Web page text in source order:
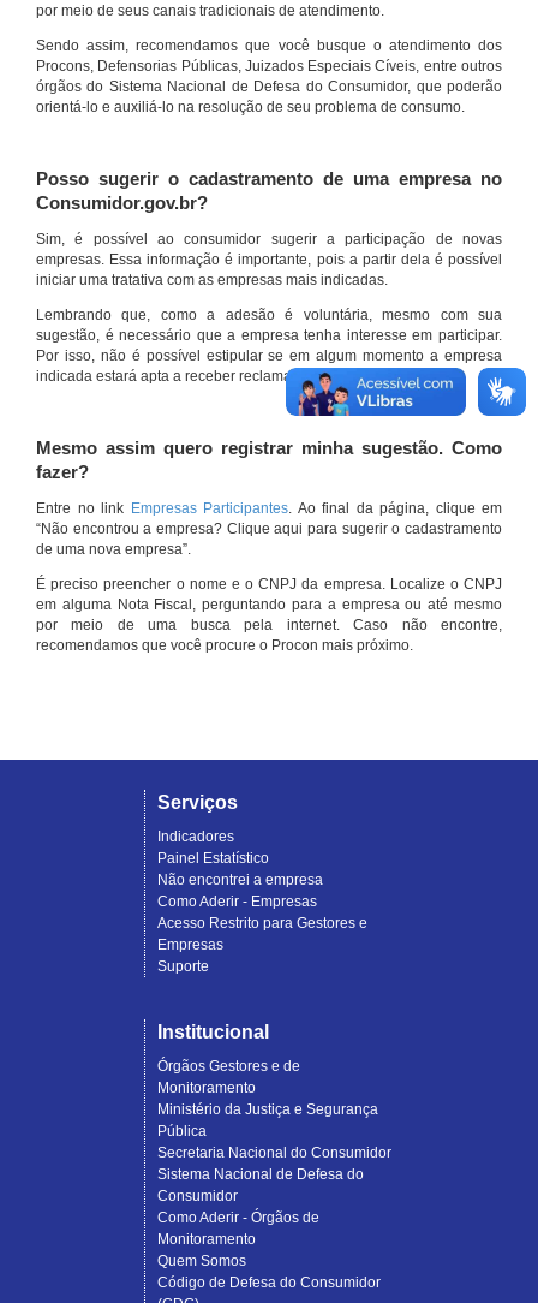
por meio de seus canais tradicionais de atendimento.
Sendo assim, recomendamos que você busque o atendimento dos
Procons, Defensorias Públicas, Juizados Especiais Cíveis, entre outros
órgãos do Sistema Nacional de Defesa do Consumidor, que poderão
orientá-lo e auxiliá-lo na resolução de seu problema de consumo.
Posso sugerir o cadastramento de uma empresa no
Consumidor.gov.br?
Sim, é possível ao consumidor sugerir a participação de novas
empresas. Essa informação é importante, pois a partir dela é possível
iniciar uma tratativa com as empresas mais indicadas.
Lembrando que, como a adesão é voluntária, mesmo com sua
sugestão, é necessário que a empresa tenha interesse em participar.
Por isso, não é possível estipular se em algum momento a empresa
indicada estará apta a receber reclamações por meio do site.
Mesmo assim quero registrar minha sugestão. Como
fazer?
Entre no link Empresas Participantes. Ao final da página, clique em
“Não encontrou a empresa? Clique aqui para sugerir o cadastramento
de uma nova empresa”.
É preciso preencher o nome e o CNPJ da empresa. Localize o CNPJ
em alguma Nota Fiscal, perguntando para a empresa ou até mesmo
por meio de uma busca pela internet. Caso não encontre,
recomendamos que você procure o Procon mais próximo.
Serviços
Indicadores
Painel Estatístico
Não encontrei a empresa
Como Aderir - Empresas
Acesso Restrito para Gestores e
Empresas
Suporte
Institucional
Órgãos Gestores e de
Monitoramento
Ministério da Justiça e Segurança
Pública
Secretaria Nacional do Consumidor
Sistema Nacional de Defesa do
Consumidor
Como Aderir - Órgãos de
Monitoramento
Quem Somos
Código de Defesa do Consumidor